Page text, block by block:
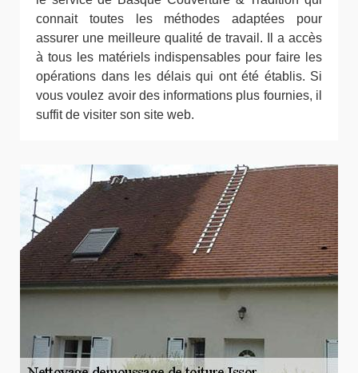
connait toutes les méthodes adaptées pour
assurer une meilleure qualité de travail. Il a accès
à tous les matériels indispensables pour faire les
opérations dans les délais qui ont été établis. Si
vous voulez avoir des informations plus fournies, il
suffit de visiter son site web.